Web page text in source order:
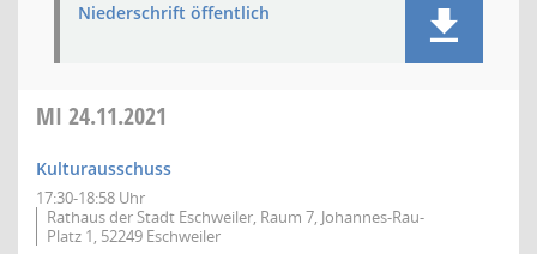
Niederschrift öffentlich
MI 24.11.2021
Kulturausschuss
17:30-18:58 Uhr
Rathaus der Stadt Eschweiler, Raum 7, Johannes-Rau-
Platz 1, 52249 Eschweiler